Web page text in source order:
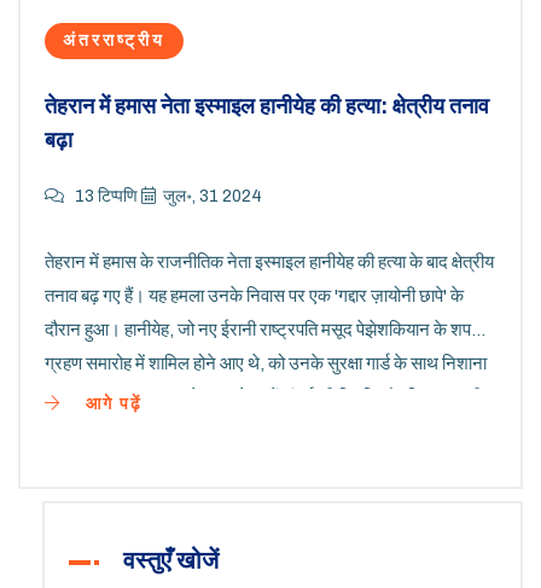
अंतरराष्ट्रीय
तेहरान में हमास नेता इस्माइल हानीयेह की हत्या: क्षेत्रीय तनाव
बढ़ा
13 टिप्पणि जुल॰, 31 2024
तेहरान में हमास के राजनीतिक नेता इस्माइल हानीयेह की हत्या के बाद क्षेत्रीय
तनाव बढ़ गए हैं। यह हमला उनके निवास पर एक 'गद्दार ज़ायोनी छापे' के
दौरान हुआ। हानीयेह, जो नए ईरानी राष्ट्रपति मसूद पेझेशकियान के शपथ
ग्रहण समारोह में शामिल होने आए थे, को उनके सुरक्षा गार्ड के साथ निशाना
बनाया गया। इस घटना से गाजा क्षेत्र में संघर्ष की स्थिति और बिगड़ सकती
आगे पढ़ें
वस्तुएँ खोजें